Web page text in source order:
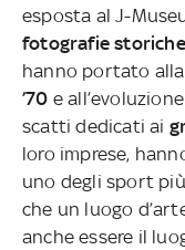
esposta al J-
fotografie storiche
hanno portato alla
’70 e
scatti dedicati ai
loro imprese,
uno degli sport più
che un luogo
anche essere il